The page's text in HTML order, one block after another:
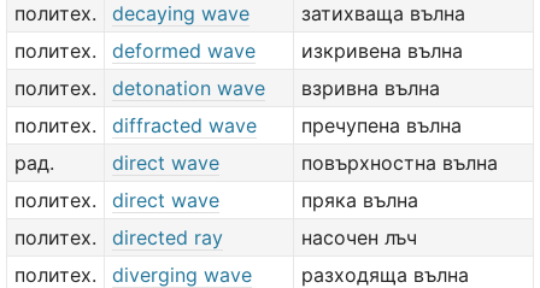
политех.
decaying wave
затихваща вълна
политех.
deformed wave
изкривена вълна
политех.
detonation wave
взривна вълна
политех.
diffracted wave
пречупена вълна
рад.
direct wave
повърхностна вълна
политех.
direct wave
пряка вълна
политех.
directed ray
насочен лъч
политех.
diverging wave
разходяща вълна